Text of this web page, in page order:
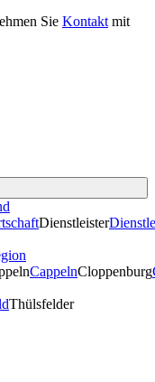
Sie Kontakt mit
Dienstleister
CappelnCloppenburg
Thülsfelder